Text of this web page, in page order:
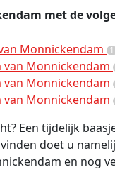
met de
Monnickendam 1
van Monnickendam
van Monnickendam
van Monnickendam
Een tijdelijk
doet u
en nog